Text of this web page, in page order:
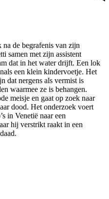
na de begrafenis van zijn
samen met zijn assistent
dat in het water drijft. Een lok
een klein kindervoetje. Het
dat nergens als vermist is
waarmee ze is behangen.
meisje en gaat op zoek naar
dood. Het onderzoek voert
in Venetië naar een
hij verstrikt raakt in een